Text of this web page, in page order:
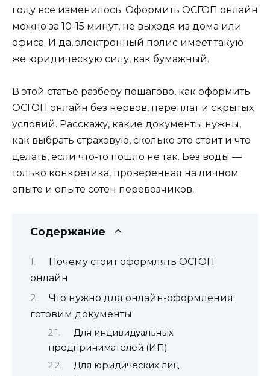
году все изменилось. Оформить ОСГОП онлайн
можно за 10-15 минут, не выходя из дома или
офиса. И да, электронный полис имеет такую
же юридическую силу, как бумажный.
В этой статье разберу пошагово, как оформить
ОСГОП онлайн без нервов, переплат и скрытых
условий. Расскажу, какие документы нужны,
как выбрать страховую, сколько это стоит и что
делать, если что-то пошло не так. Без воды —
только конкретика, проверенная на личном
опыте и опыте сотен перевозчиков.
Содержание
Почему стоит оформлять ОСГОП
онлайн
Что нужно для онлайн-оформления:
готовим документы
Для индивидуальных
предпринимателей (ИП)
Для юридических лиц